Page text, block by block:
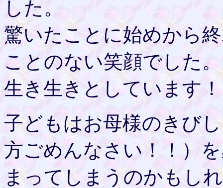
した。
驚いたことに始めから
ことのない笑顔でした
生き生きとしています
子どもはお母様のきび
方ごめんなさい！！）
まってしまうのかもし